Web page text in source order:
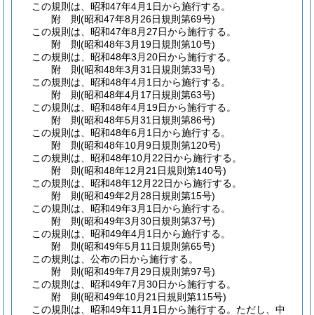
この規則は、昭和47年4月1日から施行する。
附 則(昭和47年8月26日規則第69号)
この規則は、昭和47年8月27日から施行する。
附 則(昭和48年3月19日規則第10号)
この規則は、昭和48年3月20日から施行する。
附 則(昭和48年3月31日規則第33号)
この規則は、昭和48年4月1日から施行する。
附 則(昭和48年4月17日規則第63号)
この規則は、昭和48年4月19日から施行する。
附 則(昭和48年5月31日規則第86号)
この規則は、昭和48年6月1日から施行する。
附 則(昭和48年10月9日規則第120号)
この規則は、昭和48年10月22日から施行する。
附 則(昭和48年12月21日規則第140号)
この規則は、昭和48年12月22日から施行する。
附 則(昭和49年2月28日規則第15号)
この規則は、昭和49年3月1日から施行する。
附 則(昭和49年3月30日規則第37号)
この規則は、昭和49年4月1日から施行する。
附 則(昭和49年5月11日規則第65号)
この規則は、公布の日から施行する。
附 則(昭和49年7月29日規則第97号)
この規則は、昭和49年7月30日から施行する。
附 則(昭和49年10月21日規則第115号)
この規則は、昭和49年11月1日から施行する。 ただし、中